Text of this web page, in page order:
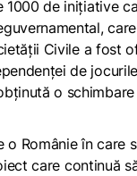
de iniţiative
Civile a fost
de
o
Românie în care
care continuă